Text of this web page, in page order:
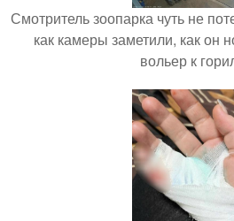
Смотритель зоопарка чуть не
как камеры заметили, как он
вольер к